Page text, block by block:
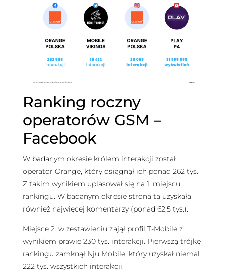
Ranking roczny
operatorów GSM –
Facebook
W badanym okresie królem interakcji został
operator Orange, który osiągnął ich ponad 262 tys.
Z takim wynikiem uplasował się na 1. miejscu
rankingu. W badanym okresie strona ta uzyskała
również najwięcej komentarzy (ponad 62,5 tys.).
Miejsce 2. w zestawieniu zajął profil T-Mobile z
wynikiem prawie 230 tys. interakcji. Pierwszą trójkę
rankingu zamknął Nju Mobile, który uzyskał niemal
222 tys. wszystkich interakcji.